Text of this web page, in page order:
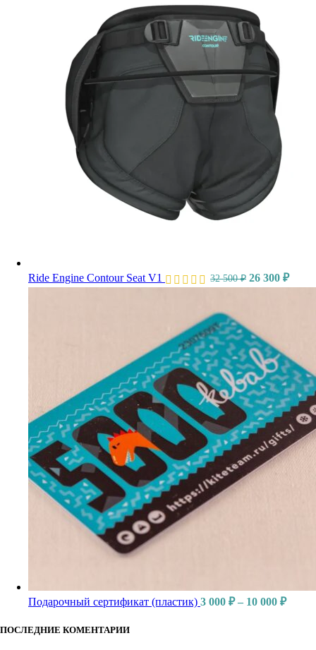
Ride Engine Contour Seat V1 32 500₽ 26 300 ₽
Подарочный сертификат (пластик) 3 000 ₽ – 10 000 ₽
ПОСЛЕДНИЕ КОМЕНТАРИИ